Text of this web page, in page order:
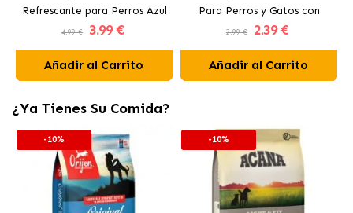
Refrescante para Perros Azul
4.99 € 3.99 €
Añadir al Carrito
Para Perros y Gatos con
Clorhexidina
2.99 € 2.39 €
Añadir al Carrito
¿Ya Tienes Su Comida?
-10% -10%